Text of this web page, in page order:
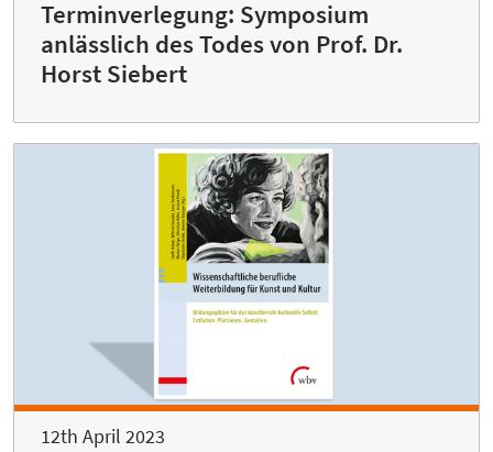
Terminverlegung: Symposium
anlässlich des Todes von Prof. Dr.
Horst Siebert
12th April 2023